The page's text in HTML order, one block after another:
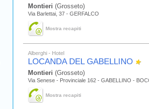
Montieri (Grosseto)
Via Barlettai, 37 - GERFALCO
Mostra recapiti
Alberghi - Hotel
LOCANDA DEL GABELLINO
Montieri (Grosseto)
Via Senese - Provinciale 162 - GABELLINO -
Mostra recapiti